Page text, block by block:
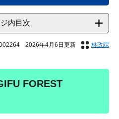
内目次
2026年4月6日更新 林政課
FOREST